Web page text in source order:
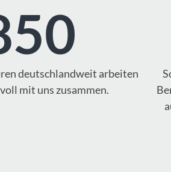
deutschlandweit arbeiten
mit uns zusammen.